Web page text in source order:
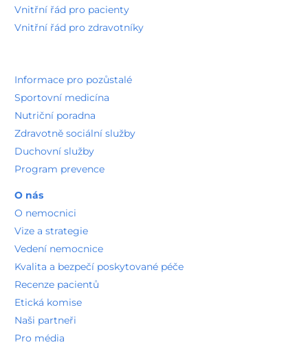
O nás
O nemocnici
Kvalita a bezpečí poskytované péče
Recenze pacientů
Etická komise
Naši partneři
Pro média
Veřejné zakázky
Vnitřní oznamovací systém
Realizované projekty
Stravovací provoz
Spalovna odpadů
Technická oddělení
Kariéra a vzdělávání
Volné pozice
Stáže a praxe
Akreditace vzdělávání